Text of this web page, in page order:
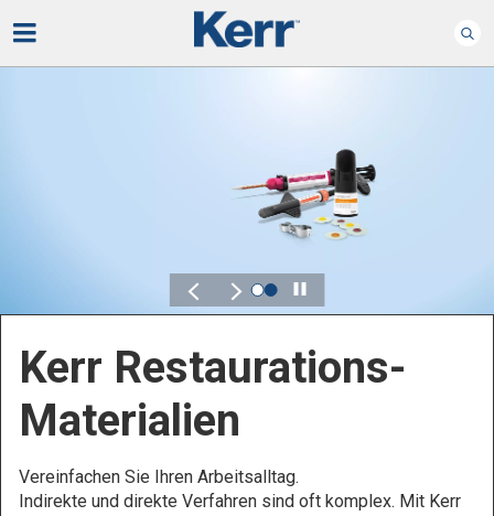
Kerr Endodontie
Bewahren Sie, was wichtig ist – ganz bequem.
entscheidend für Ihre Endodontieprodukte.
Play